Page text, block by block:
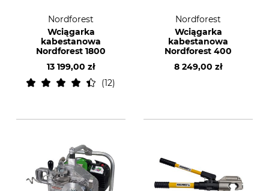
Nordforest
Wciągarka
kabestanowa
Nordforest 1800
13 199,00 zł
12
Nordforest
Wciągarka
kabestanowa
Nordforest 400
8 249,00 zł